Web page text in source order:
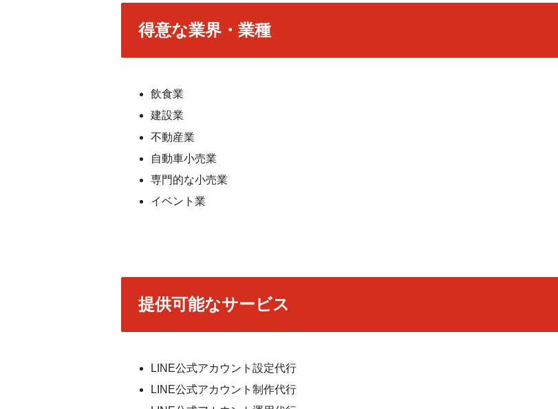
得意な業界・業種
飲食業
建設業
不動産業
自動車小売業
専門的な小売業
イベント業
提供可能なサービス
LINE公式アカウント設定代行
LINE公式アカウント制作代行